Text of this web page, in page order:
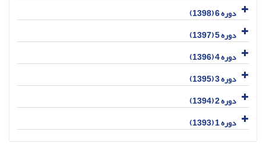
دوره 6 (1398)
دوره 5 (1397)
دوره 4 (1396)
دوره 3 (1395)
دوره 2 (1394)
دوره 1 (1393)